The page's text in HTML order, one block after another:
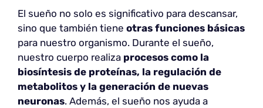
El sueño no solo es significativo para descansar,
sino que también tiene otras funciones básicas
para nuestro organismo. Durante el sueño,
nuestro cuerpo realiza procesos como la
biosíntesis de proteínas, la regulación de
metabolitos y la generación de nuevas
neuronas. Además, el sueño nos ayuda a